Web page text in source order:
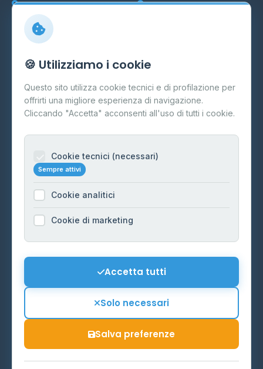
Marche Veneto
Info
Cos'è il GPL
FAQ
Contatti
Informazioni legali
Cookie Policy
Preferenze Cookie
Mappa del sito
🍪 Utilizziamo i cookie
Questo sito utilizza cookie tecnici e di profilazione per
offrirti una migliore esperienza di navigazione.
Cliccando "Accetta" acconsenti all'uso di tutti i cookie.
Cookie tecnici (necessari)
Sempre attivi
Cookie analitici
Cookie di marketing
Accetta tutti
Solo necessari
Salva preferenze